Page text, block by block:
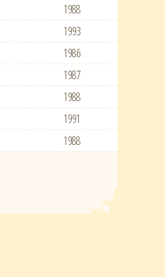
1988
1993
1986
1987
1988
1991
1988